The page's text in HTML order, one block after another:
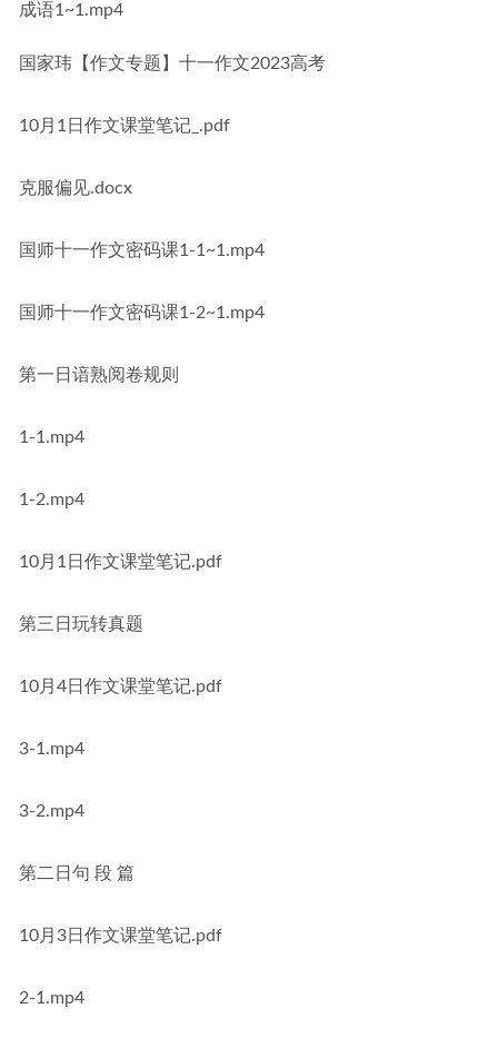
成语1~1.mp4
国家玮【作文专题】十一作文2023高考
10月1日作文课堂笔记_.pdf
克服偏见.docx
国师十一作文密码课1-1~1.mp4
国师十一作文密码课1-2~1.mp4
第一日谙熟阅卷规则
1-1.mp4
1-2.mp4
10月1日作文课堂笔记.pdf
第三日玩转真题
10月4日作文课堂笔记.pdf
3-1.mp4
3-2.mp4
第二日句 段 篇
10月3日作文课堂笔记.pdf
2-1.mp4